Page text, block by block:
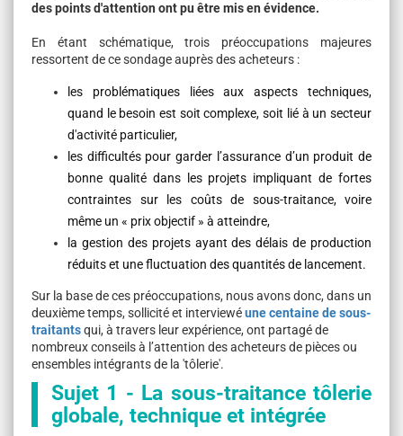
des points d'attention ont pu être mis en évidence.
En étant schématique, trois préoccupations majeures
ressortent de ce sondage auprès des acheteurs :
les problématiques liées aux aspects techniques,
quand le besoin est soit complexe, soit lié à un secteur
d'activité particulier,
les difficultés pour garder l’assurance d’un produit de
bonne qualité dans les projets impliquant de fortes
contraintes sur les coûts de sous-traitance, voire
même un « prix objectif » à atteindre,
la gestion des projets ayant des délais de production
réduits et une fluctuation des quantités de lancement.
Sur la base de ces préoccupations, nous avons donc, dans un
deuxième temps, sollicité et interviewéune centaine de sous-
traitantsqui, à travers leur expérience, ont partagé de
nombreux conseils à l’attention des acheteurs de pièces ou
ensembles intégrants de la 'tôlerie'.
Sujet 1 - La sous-traitance tôlerie
globale, technique et intégrée